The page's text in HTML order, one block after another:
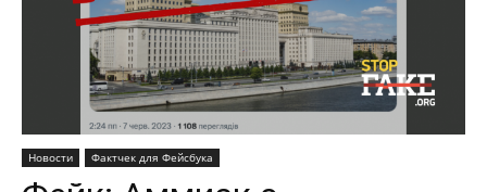
Новости Фактчек для Фейсбука